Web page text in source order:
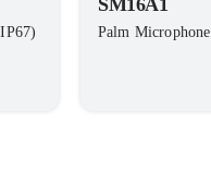
SM16A1
Palm Microphone